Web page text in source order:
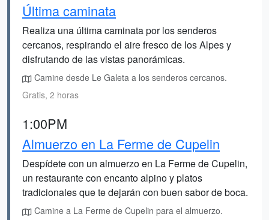
Última caminata
Realiza una última caminata por los senderos
cercanos, respirando el aire fresco de los Alpes y
disfrutando de las vistas panorámicas.
Camine desde Le Galeta a los senderos cercanos.
Gratis, 2 horas
1:00PM
Almuerzo en La Ferme de Cupelin
Despídete con un almuerzo en La Ferme de Cupelin,
un restaurante con encanto alpino y platos
tradicionales que te dejarán con buen sabor de boca.
Camine a La Ferme de Cupelin para el almuerzo.